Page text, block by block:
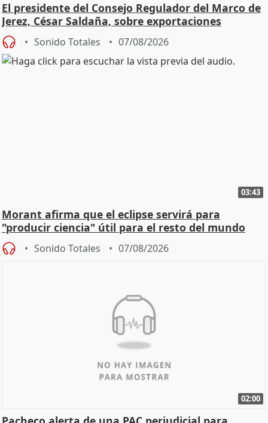
El presidente del Consejo Regulador del Marco de
Jerez, César Saldaña, sobre exportaciones
Sonido Totales 07/08/2026
03:43
Morant afirma que el eclipse servirá para
"producir ciencia" útil para el resto del mundo
Sonido Totales 07/08/2026
02:00